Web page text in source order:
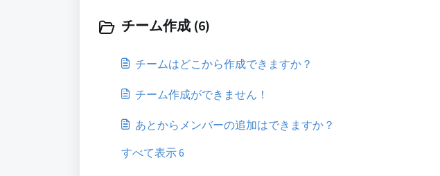
チーム作成 (6)
チームはどこから作成できますか？
チーム作成ができません！
あとからメンバーの追加はできますか？
すべて表示 6